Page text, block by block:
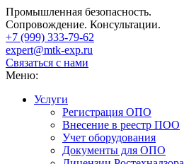
Промышленная безопасность.
Сопровождение. Консультации.
+7 (999) 333-79-62
expert@mtk-exp.ru
Связаться с нами
Меню:
Услуги
Регистрация ОПО
Внесение в реестр ПОО
Учет оборудования
Документы для ОПО